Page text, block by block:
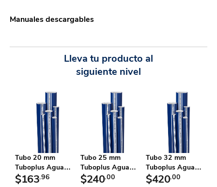
Manuales descargables
Lleva tu producto al
siguiente nivel
Tubo 20 mm
Tuboplus Agua
Helada
$163.96
Tubo 25 mm
Tuboplus Agua
Helada
$240.00
Tubo 32 mm
Tuboplus Agua
Helada
$420.00